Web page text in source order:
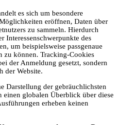
es sich um besondere
eröffnen, Daten über
zu sammeln. Hierdurch
Interessenschwerpunkte des
um beispielsweise passgenaue
zu können. Tracking-Cookies
der Anmeldung gesetzt, sondern
der Website.
Darstellung der gebräuchlichsten
globalen Überblick über diese
erheben keinen